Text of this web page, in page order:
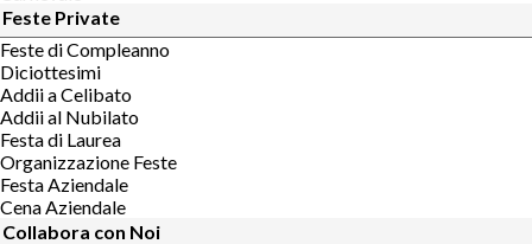
Feste Private
Feste di Compleanno
Diciottesimi
Addii a Celibato
Addii al Nubilato
Festa di Laurea
Organizzazione Feste
Festa Aziendale
Cena Aziendale
Collabora con Noi